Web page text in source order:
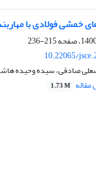
خمشی فولادی با
215-236
10.22065/
صادقی، سیده وحیده
1.73 M